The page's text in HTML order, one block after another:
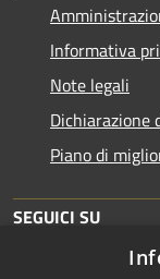
Informativa
Note legali
Dichiarazione
Piano di
SEGUICI SU